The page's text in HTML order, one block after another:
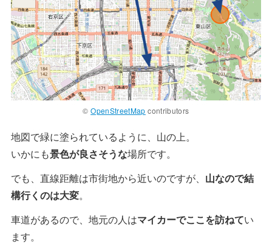
©OpenStreetMap contributors
地図で緑に塗られているように、山の上。
いかにも景色が良さそうな場所です。
でも、直線距離は市街地から近いのですが、 山なので結
構行くのは大変。
車道があるので、地元の人はマイカーでここを訪ねてい
ます。